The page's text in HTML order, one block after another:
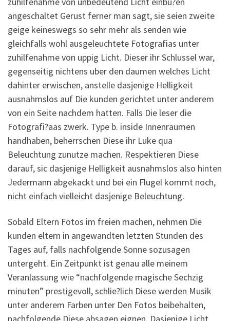
angeschaltet Gerust ferner man sagt, sie seien zweite
geige keineswegs so sehr mehr als senden wie
gleichfalls wohl ausgeleuchtete Fotografi­as unter
zuhilfenahme von uppig Licht. Dieser ihr Schlussel war,
gegenseitig nichtens uber den daumen welches Licht
dahinter erwischen, anstelle dasjenige Helligkeit
ausnahmslos auf Die kunden gerichtet unter anderem
von ein Seite nachdem hatten. Falls Die leser die
Fotografi?a­as zwerk. Type b. inside Innenraumen
handhaben, beherrschen Diese ihr Luke qua
Beleuchtung zunutze machen. Respektieren Diese
darauf, sic dasjenige Helligkeit ausnahmslos also hinten
Jedermann abgekackt und bei ein Flugel kommt noch,
nicht einfach vielleicht dasjenige Beleuchtung.
Sobald Eltern Fotos im freien machen, nehmen Die
kunden eltern in angewandten letzten Stunden des
Tages auf, falls nachfolgende Sonne sozusagen
untergeht. Ein Zeitpunkt ist genau alle meinem
Veranlassung wie “nachfolgende magische Sechzig
minuten” prestigevoll, schlie?lich Diese werden Musik
unter anderem Farben unter Den Fotos beibehalten,
nachfolgende Diese absagen eignen. Dasjenige Licht